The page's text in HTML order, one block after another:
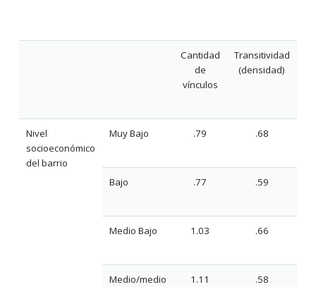
Cantidad
de
vínculos
Transitividad
(densidad)
Nivel
socioeconómico
del barrio
Muy Bajo .79 .68
Bajo .77 .59
Medio Bajo 1.03 .66
Medio/medio 1.11 .58